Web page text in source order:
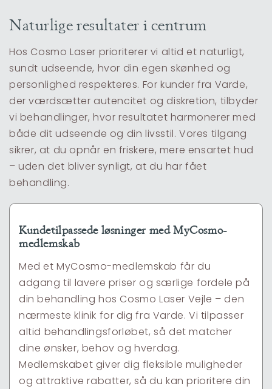
Naturlige resultater i centrum
Hos Cosmo Laser prioriterer vi altid et naturligt,
sundt udseende, hvor din egen skønhed og
personlighed respekteres. For kunder fra Varde,
der værdsætter autencitet og diskretion, tilbyder
vi behandlinger, hvor resultatet harmonerer med
både dit udseende og din livsstil. Vores tilgang
sikrer, at du opnår en friskere, mere ensartet hud
– uden det bliver synligt, at du har fået
behandling.
Kundetilpassede løsninger med MyCosmo-
medlemskab
Med et MyCosmo-medlemskab får du
adgang til lavere priser og særlige fordele på
din behandling hos Cosmo Laser Vejle – den
nærmeste klinik for dig fra Varde. Vi tilpasser
altid behandlingsforløbet, så det matcher
dine ønsker, behov og hverdag.
Medlemskabet giver dig fleksible muligheder
og attraktive rabatter, så du kan prioritere din